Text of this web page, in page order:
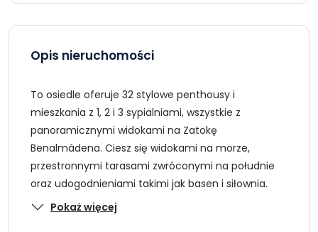
Opis nieruchomości
To osiedle oferuje 32 stylowe penthousy i
mieszkania z 1, 2 i 3 sypialniami, wszystkie z
panoramicznymi widokami na Zatokę
Benalmádena. Ciesz się widokami na morze,
przestronnymi tarasami zwróconymi na południe
oraz udogodnieniami takimi jak basen i siłownia.
Pokaż więcej